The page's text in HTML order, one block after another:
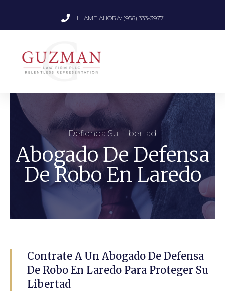
LLAME AHORA: (956) 333-3977
Defienda Su Libertad
Abogado De Defensa
De Robo En Laredo
Contrate A Un Abogado De Defensa
De Robo En Laredo Para Proteger Su
Libertad